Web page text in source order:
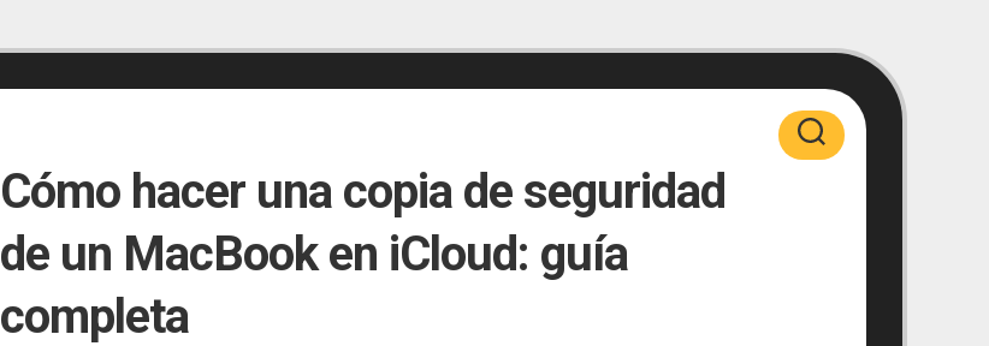
Cómo hacer una copia de seguridad
de un MacBook en iCloud: guía
completa